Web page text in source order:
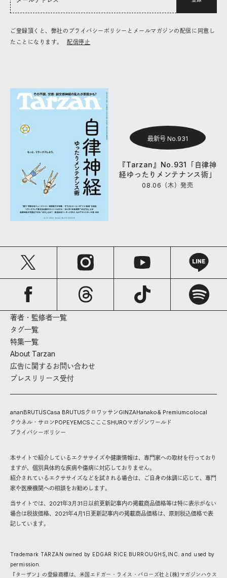
ご登録頂くと、弊社のプライバシーポリシーとメールマガジンの配信に同意し
たことになります。
配信停止
最新号 No.931
『Tarzan』No.931「自律神
経ゆったりメンテナンス術」
08.06（木）発売
著者・監修者一覧
タグ一覧
特集一覧
About Tarzan
広告に関するお問い合わせ
プレスリリース受付
ananBRUTUSCasa BRUTUS クロワッサンGINZAHanako& Premiumcolocal
クウネル・サロンPOPEYEMCS こここ SHUROマガジンワールド
プライバシーポリシー
本サイトで紹介しているエクササイズや健康情報は、専門家への取材を行っており
ますが、個別具体的な疾病や傷病に対応しておりません。
紹介されているエクササイズなどを試される場合は、ご自身の体調に応じて、専門
家や医療機関への相談をお勧めします。
当サイトでは、2021年3月31日以前更新記事内の掲載商品価格等は特に表示がない
場合は税抜価格、2021年4月1日更新記事内の掲載商品価格は、原則税込価格で表
記しています。
Trademark TARZAN owned by EDGAR RICE BURROUGHS,INC. and used by
permission.
『ターザン』の登録商標は、米国エドガー・ライス・バローズ社と(株)マガジンハウス